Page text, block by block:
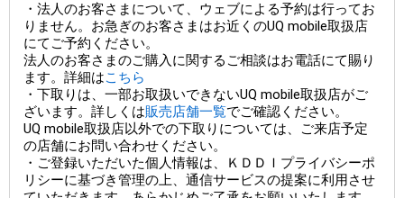
・法人のお客さまについて、ウェブによる予約は行ってお
りません。お急ぎのお客さまはお近くのUQ mobile取扱店
にてご予約ください。
法人のお客さまのご購入に関するご相談はお電話にて賜り
ます。詳細はこちら
・下取りは、一部お取扱いできないUQ mobile取扱店がご
ざいます。詳しくは販売店舗一覧でご確認ください。
UQ mobile取扱店以外での下取りについては、ご来店予定
の店舗にお問い合わせください。
・ご登録いただいた個人情報は、ＫＤＤＩプライバシーポ
リシーに基づき管理の上、通信サービスの提案に利用させ